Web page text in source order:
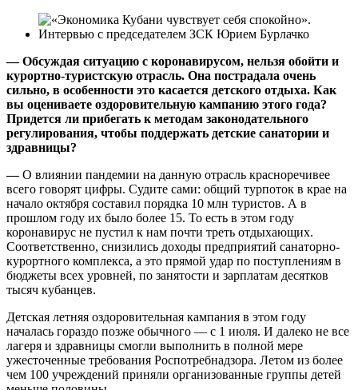
— Обсуждая ситуацию с коронавирусом, нельзя обойти и
курортно-туристскую отрасль. Она пострадала очень
сильно, в особенности это касается детского отдыха. Как
вы оцениваете оздоровительную кампанию этого года?
Придется ли прибегать к методам законодательного
регулирования, чтобы поддержать детские санатории и
здравницы?
—О влиянии пандемии на данную отрасль красноречивее
всего говорят цифры. Судите сами: общий турпоток в крае на
начало октября составил порядка 10 млн туристов. А в
прошлом году их было более 15. То есть в этом году
коронавирус не пустил к нам почти треть отдыхающих.
Соответственно, снизились доходы предприятий санаторно-
курортного комплекса, а это прямой удар по поступлениям в
бюджеты всех уровней, по занятости и зарплатам десятков
тысяч кубанцев.
Детская летняя оздоровительная кампания в этом году
началась гораздо позже обычного — с 1 июля. И далеко не все
лагеря и здравницы смогли выполнить в полной мере
ужесточенные требования Роспотребнадзора. Летом из более
чем 100 учреждений приняли организованные группы детей